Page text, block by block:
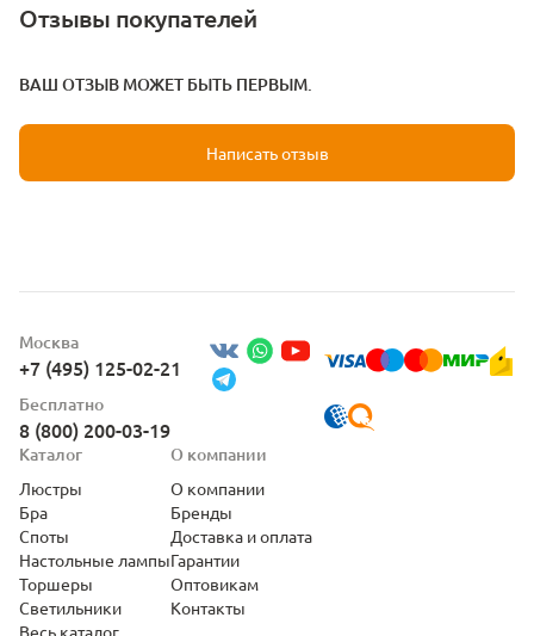
Отзывы покупателей
ВАШ ОТЗЫВ МОЖЕТ БЫТЬ ПЕРВЫМ.
Написать отзыв
Москва
+7 (495) 125-02-21
Бесплатно
8 (800) 200-03-19
Каталог
Люстры
Бра
Споты
Настольные лампы
Торшеры
Светильники
Весь каталог
О компании
О компании
Бренды
Доставка и оплата
Гарантии
Оптовикам
Контакты